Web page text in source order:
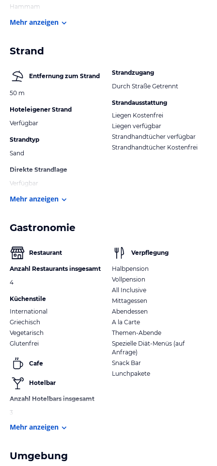
Hammam
Mehr anzeigen
Strand
Entfernung zum Strand
50 m
Hoteleigener Strand
Verfügbar
Strandtyp
Sand
Direkte Strandlage
Verfügbar
Strandzugang
Durch Straße Getrennt
Strandausstattung
Liegen Kostenfrei
Liegen verfügbar
Strandhandtücher verfügbar
Strandhandtücher Kostenfrei
Mehr anzeigen
Gastronomie
Restaurant
Anzahl Restaurants insgesamt
4
Küchenstile
International
Griechisch
Vegetarisch
Glutenfrei
Cafe
Hotelbar
Anzahl Hotelbars insgesamt
3
Verpflegung
Halbpension
Vollpension
All Inclusive
Mittagessen
Abendessen
A la Carte
Themen-Abende
Spezielle Diät-Menüs (auf
Anfrage)
Snack Bar
Lunchpakete
Mehr anzeigen
Umgebung